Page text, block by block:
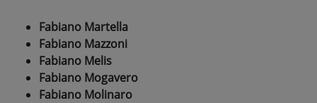
Fabiano Martella
Fabiano Mazzoni
Fabiano Melis
Fabiano Mogavero
Fabiano Molinaro